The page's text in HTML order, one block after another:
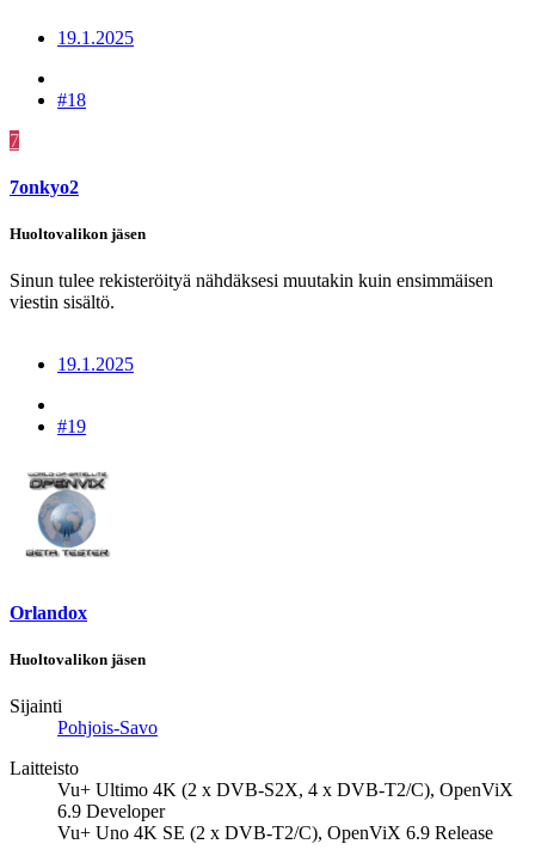
19.1.2025
#18
7
7onkyo2
Huoltovalikon jäsen
Sinun tulee rekisteröityä nähdäksesi muutakin kuin ensimmäisen
viestin sisältö.
19.1.2025
#19
Orlandox
Huoltovalikon jäsen
Sijainti
Pohjois-Savo
Laitteisto
Vu+ Ultimo 4K (2 x DVB-S2X, 4 x DVB-T2/C), OpenViX
6.9 Developer
Vu+ Uno 4K SE (2 x DVB-T2/C), OpenViX 6.9 Release